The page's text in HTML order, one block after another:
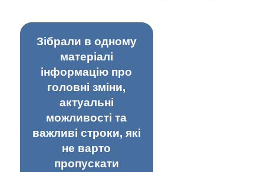
Зібрали в одному
матеріалі
інформацію про
головні зміни,
актуальні
можливості та
важливі строки, які
не варто
пропускати